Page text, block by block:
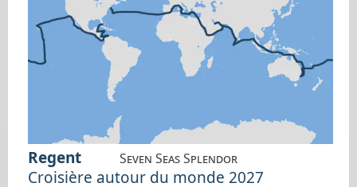
Regent Seven Seas Splendor
Croisière autour du monde 2027